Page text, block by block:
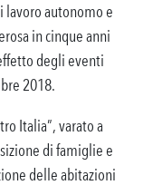
lavoro autonomo e
in cinque anni
degli eventi
2018.
Italia”, varato a
di famiglie e
delle abitazioni